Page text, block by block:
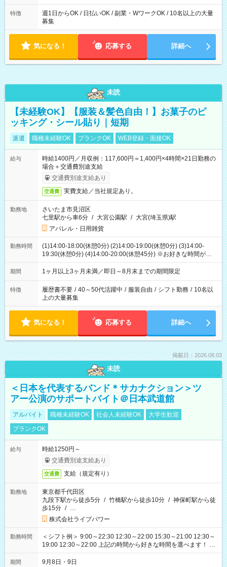
特徴
週1日からOK / 日払いOK / 副業・WワークOK / 10名以上の大量
募集
気になる！ 応募する 詳細へ
未読
【未経験OK】【服装＆髪色自由！】お菓子のピ
ッキング・シール貼り｜短期
派遣 職種未経験OK ブランクOK WEB登録・面接OK
給与
時給1400円／月収例：117,600円＝1,400円×4時間×21日勤務の
場合＋交通費別途支給
交通費別途支給あり
交通費 実費支給／当社規定あり。
勤務地
さいたま市見沼区
七里駅から車6分 / 大宮公園駅 / 大宮(埼玉県)駅
アパレル・日用雑貨
勤務時間
(1)14:00-18:00(休憩0分) (2)14:00-19:00(休憩0分) (3)14:00-
19:30(休憩0分) (4)14:00-20:00(休憩45分) ※お好きな時間が選べ
ます
期間 1ヶ月以上3ヶ月未満／即日～8月末までの期間限定
特徴 履歴書不要 / 40～50代活躍中 / 服装自由 / シフト勤務 / 10名以
上の大量募集
気になる！ 応募する 詳細へ
掲載日：2026.08.03
未読
＜日本を代表するバンド＊サカナクション＞ツ
アー公演のサポートバイト＠日本武道館
アルバイト 職種未経験OK 社会人未経験OK
大学生歓迎
ブランクOK
給与
時給1250円～
交通費別途支給あり
交通費 支給（規定有り）
勤務地
東京都千代田区
九段下駅から徒歩5分 / 竹橋駅から徒歩10分 / 神保町駅から徒
歩15分 / …
株式会社ライブパワー
勤務時間
＜シフト例＞ 9:00～22:30 12:30～22:00 15:30～21:00 12:30～
19:00 12:30～22:00 上記の時間から好きな時間を選べます！ ※
時間は変更となる可能性があります
期間 9月8日・9日